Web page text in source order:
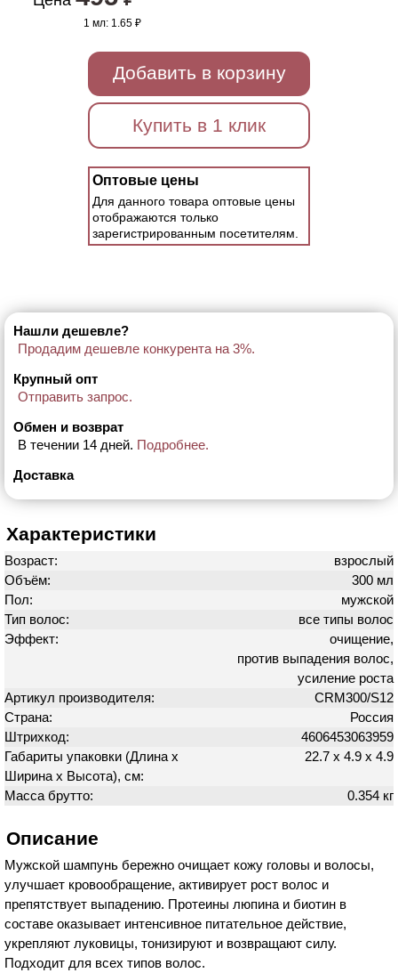
1 мл:1.65 ₽
Добавить в корзину
Купить в 1 клик
Оптовые цены
Для данного товара оптовые цены
отображаются только
зарегистрированным посетителям.
Нашли дешевле?
Продадим дешевле конкурента на 3%.
Крупный опт
Отправить запрос.
Обмен и возврат
В течении 14 дней. Подробнее.
Доставка
Характеристики
Возраст:
взрослый
Объём:
300 мл
Пол:
мужской
Тип волос:
все типы волос
Эффект:
очищение,
против выпадения волос,
усиление роста
Артикул производителя:
CRM300/S12
Страна:
Россия
Штрихкод:
4606453063959
Габариты упаковки (Длина х
Ширина х Высота), см:
22.7 х 4.9 х 4.9
Масса брутто: 0.354 кг
Описание
Мужской шампунь бережно очищает кожу головы и волосы,
улучшает кровообращение, активирует рост волос и
препятствует выпадению. Протеины люпина и биотин в
составе оказывает интенсивное питательное действие,
укрепляют луковицы, тонизируют и возвращают силу.
Подходит для всех типов волос.